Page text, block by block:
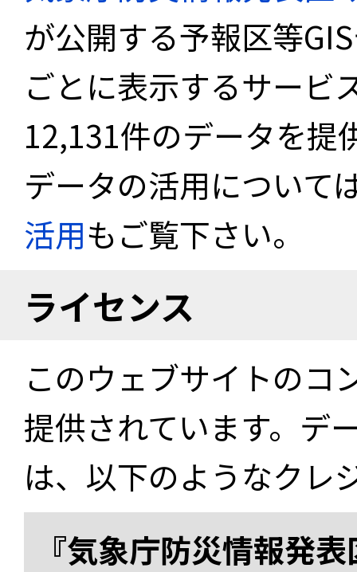
が公開する予報区等
ごとに表示するサービ
12,131件のデータを提
データの活用について
活用もご覧下さい。
ライセンス
このウェブサイトのコ
提供されています。デ
は、以下のようなクレ
『気象庁防災情報発